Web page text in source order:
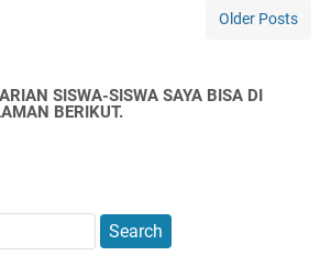
Older Posts
SISWA-SISWA SAYA BISA DI
BERIKUT.